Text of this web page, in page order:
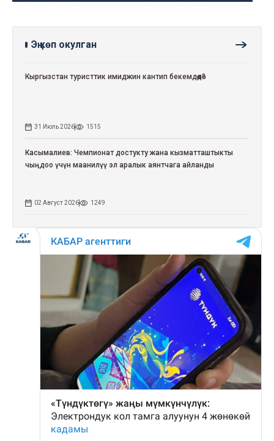
Эң көп окулган
Кыргызстан туристтик имиджин кантип бекемдөөдө?
31 Июль 2026 1515
Касымалиев: Чемпионат достукту жана кызматташтыкты
чыңдоо үчүн маанилүү эл аралык аянтчага айланды
02 Август 2026 1249